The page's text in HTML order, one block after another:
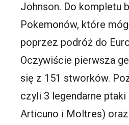
Johnson. Do kompletu
Pokemonów, które
poprzez podróż do
Oczywiście pierwsza
się z 151 stworków.
czyli 3 legendarne ptaki
Articuno i Moltres)